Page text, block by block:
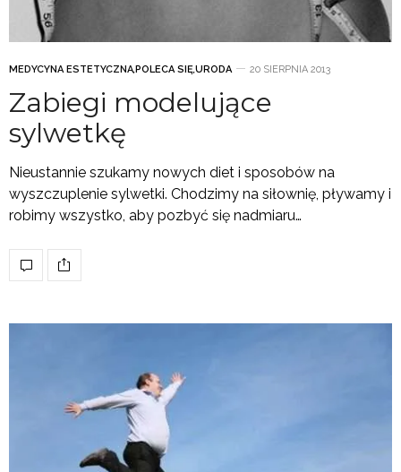
MEDYCYNA ESTETYCZNA,POLECA SIĘ,URODA 20 SIERPNIA 2013
Zabiegi modelujące
sylwetkę
Nieustannie szukamy nowych diet i sposobów na
wyszczuplenie sylwetki. Chodzimy na siłownię, pływamy i
robimy wszystko, aby pozbyć się nadmiaru…